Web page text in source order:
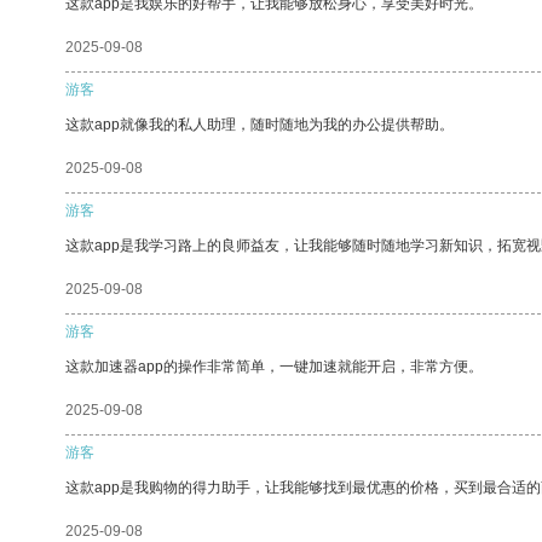
这款app是我娱乐的好帮手，让我能够放松身心，享受美好时光。
2025-09-08
游客
这款app就像我的私人助理，随时随地为我的办公提供帮助。
2025-09-08
游客
这款app是我学习路上的良师益友，让我能够随时随地学习新知识，拓宽视
2025-09-08
游客
这款加速器app的操作非常简单，一键加速就能开启，非常方便。
2025-09-08
游客
这款app是我购物的得力助手，让我能够找到最优惠的价格，买到最合适的
2025-09-08